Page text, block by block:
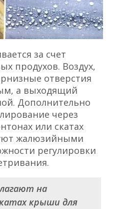
за счет
продухов. Воздух,
отверстия
а выходящий
Дополнительно
через
или скатах
жалюзийными
регулировки
на
крыши для